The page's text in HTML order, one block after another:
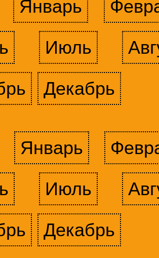
Январь
Июль
Декабрь
Январь
Июль
Декабрь